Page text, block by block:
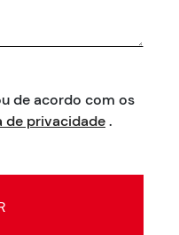
de acordo com os
de privacidade.